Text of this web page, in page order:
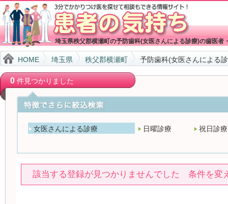
埼玉県秩父郡横瀬町の予防歯科(女医さんによる診療)の歯医者
HOME 埼玉県 秩父郡横瀬町 予防歯科(女医さんによる
0件見つかりました
女医さんによる診療 日曜診療 祝日診療
該当する登録が見つかりませんでした 条件を